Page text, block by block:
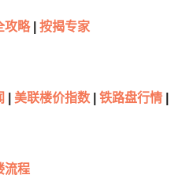
攻略| 按揭专家
美联楼价指数 铁路盘行情
流程